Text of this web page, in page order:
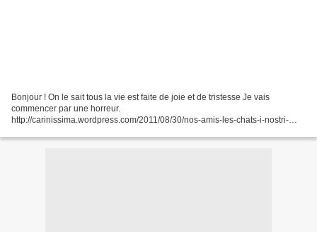
Bonjour ! On le sait tous la vie est faite de joie et de tristesse Je vais
commencer par une horreur.
http://carinissima.wordpress.com/2011/08/30/nos-amis-les-chats-i-nostri-
Heureusement...